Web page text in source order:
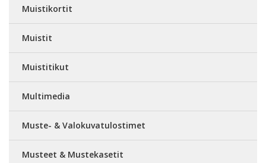
Muistikortit
Muistit
Muistitikut
Multimedia
Muste- & Valokuvatulostimet
Musteet & Mustekasetit